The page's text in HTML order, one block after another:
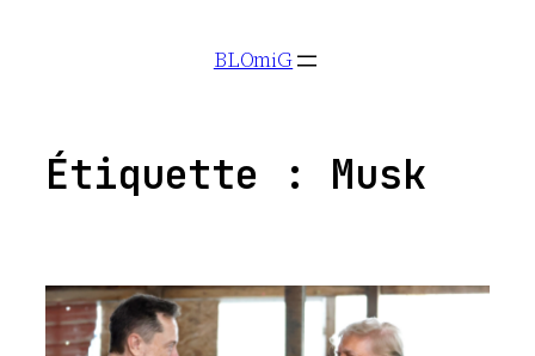
BLOmiG
Étiquette : Musk